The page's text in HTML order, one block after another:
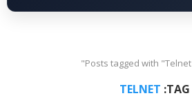
Posts tagged with "Telnet"
TAG:
TELNET